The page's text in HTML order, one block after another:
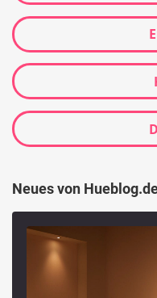
Neues von